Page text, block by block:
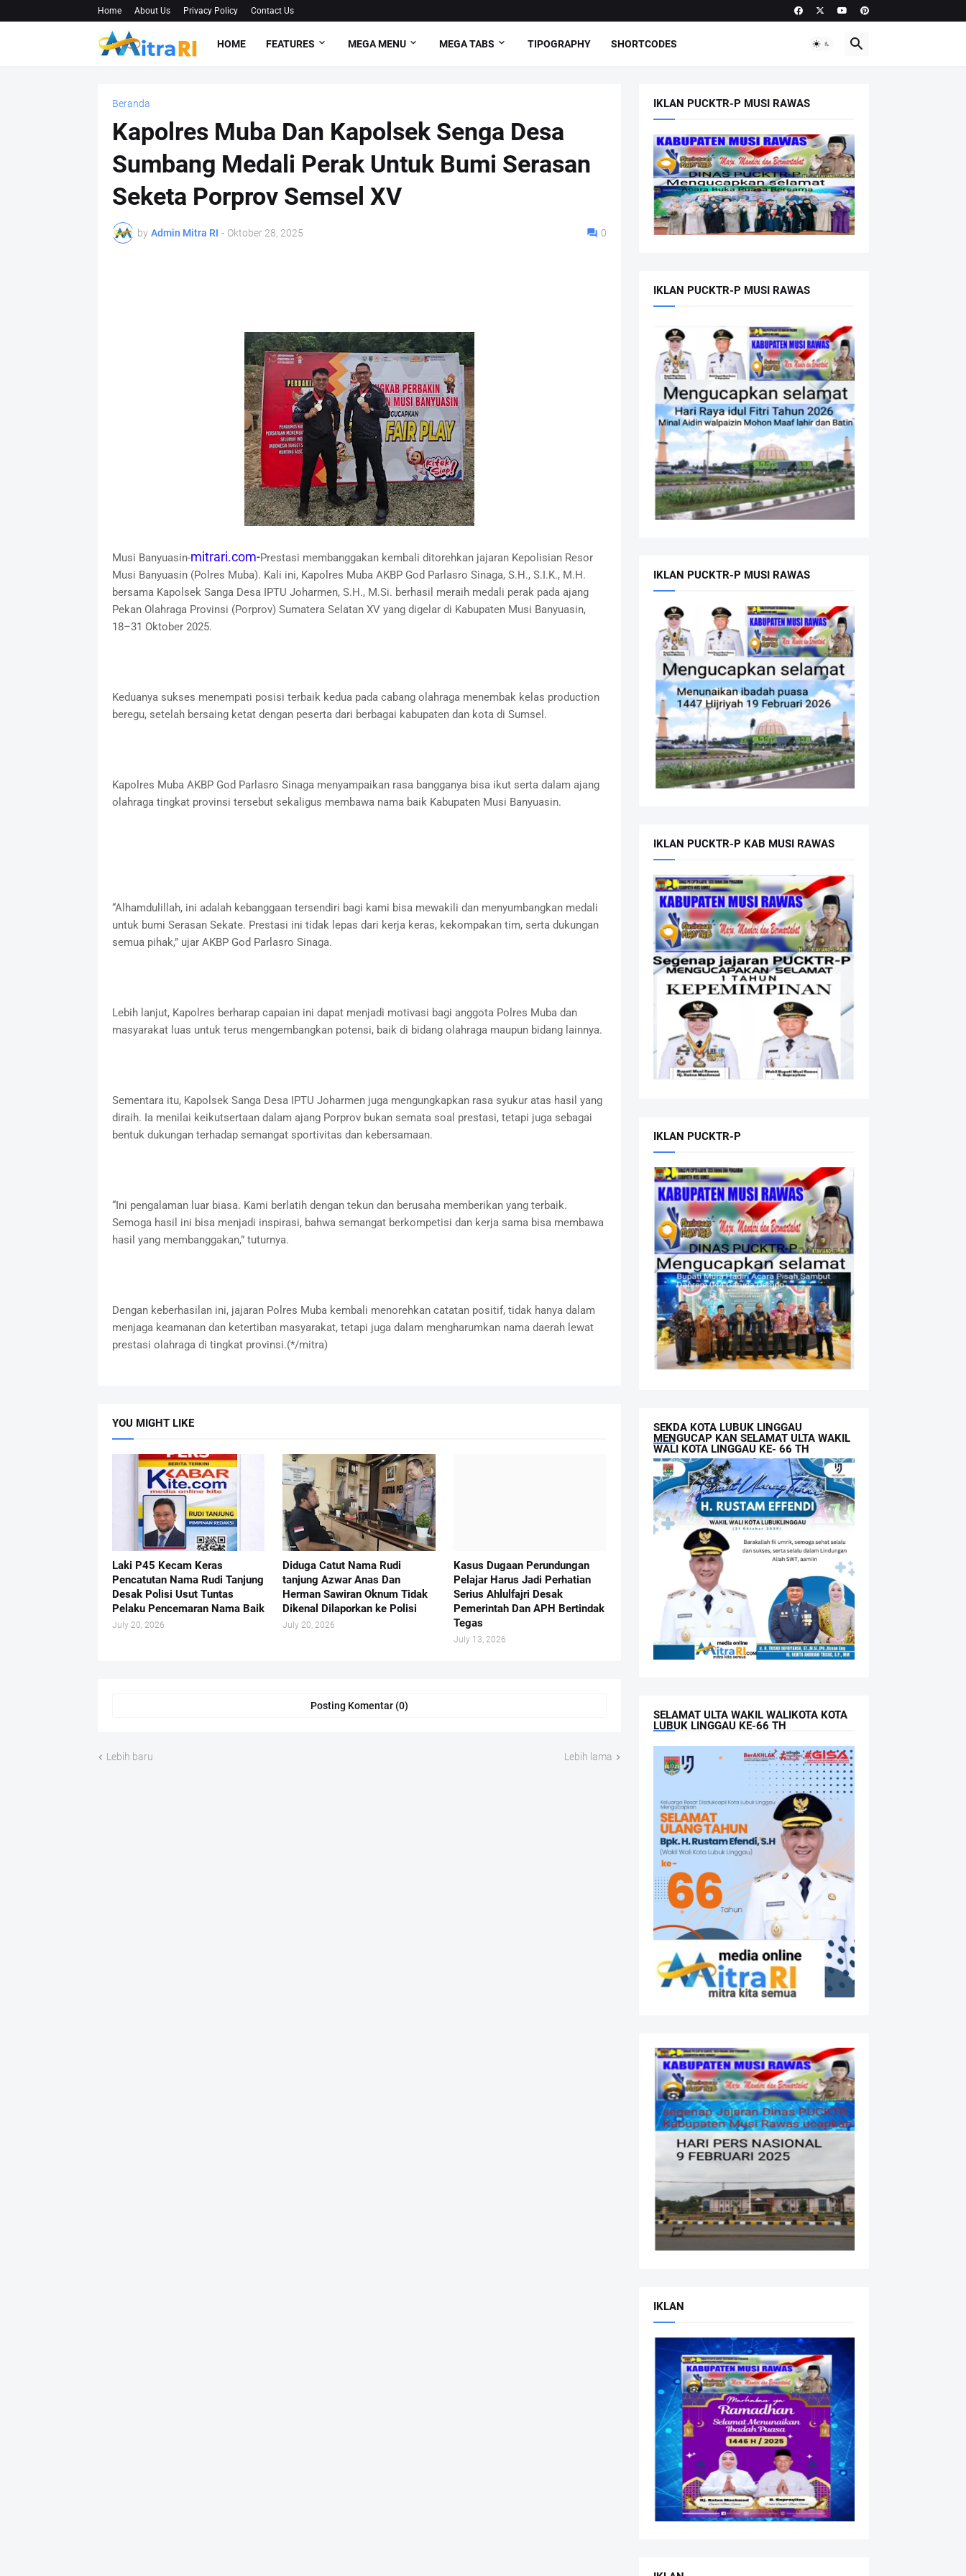
Home About Us Privacy Policy Contact Us
HOME FEATURES MEGA MENU MEGA TABS TIPOGRAPHY SHORTCODES
Beranda
Kapolres Muba Dan Kapolsek Senga Desa
Sumbang Medali Perak Untuk Bumi Serasan
Seketa Porprov Semsel XV
by Admin Mitra RI - Oktober 28, 2025 0
Musi Banyuasin-mitrari.com-Prestasi membanggakan kembali ditorehkan jajaran Kepolisian Resor
Musi Banyuasin (Polres Muba). Kali ini, Kapolres Muba AKBP God Parlasro Sinaga, S.H., S.I.K., M.H.
bersama Kapolsek Sanga Desa IPTU Joharmen, S.H., M.Si. berhasil meraih medali perak pada ajang
Pekan Olahraga Provinsi (Porprov) Sumatera Selatan XV yang digelar di Kabupaten Musi Banyuasin,
18–31 Oktober 2025.
Keduanya sukses menempati posisi terbaik kedua pada cabang olahraga menembak kelas production
beregu, setelah bersaing ketat dengan peserta dari berbagai kabupaten dan kota di Sumsel.
Kapolres Muba AKBP God Parlasro Sinaga menyampaikan rasa bangganya bisa ikut serta dalam ajang
olahraga tingkat provinsi tersebut sekaligus membawa nama baik Kabupaten Musi Banyuasin.
“Alhamdulillah, ini adalah kebanggaan tersendiri bagi kami bisa mewakili dan menyumbangkan medali
untuk bumi Serasan Sekate. Prestasi ini tidak lepas dari kerja keras, kekompakan tim, serta dukungan
semua pihak,” ujar AKBP God Parlasro Sinaga.
Lebih lanjut, Kapolres berharap capaian ini dapat menjadi motivasi bagi anggota Polres Muba dan
masyarakat luas untuk terus mengembangkan potensi, baik di bidang olahraga maupun bidang lainnya.
Sementara itu, Kapolsek Sanga Desa IPTU Joharmen juga mengungkapkan rasa syukur atas hasil yang
diraih. Ia menilai keikutsertaan dalam ajang Porprov bukan semata soal prestasi, tetapi juga sebagai
bentuk dukungan terhadap semangat sportivitas dan kebersamaan.
“Ini pengalaman luar biasa. Kami berlatih dengan tekun dan berusaha memberikan yang terbaik.
Semoga hasil ini bisa menjadi inspirasi, bahwa semangat berkompetisi dan kerja sama bisa membawa
hasil yang membanggakan,” tuturnya.
Dengan keberhasilan ini, jajaran Polres Muba kembali menorehkan catatan positif, tidak hanya dalam
menjaga keamanan dan ketertiban masyarakat, tetapi juga dalam mengharumkan nama daerah lewat
prestasi olahraga di tingkat provinsi.(*/mitra)
YOU MIGHT LIKE
Laki P45 Kecam Keras
Pencatutan Nama Rudi Tanjung
Desak Polisi Usut Tuntas
Pelaku Pencemaran Nama Baik
July 20, 2026
Diduga Catut Nama Rudi
tanjung Azwar Anas Dan
Herman Sawiran Oknum Tidak
Dikenal Dilaporkan ke Polisi
July 20, 2026
Kasus Dugaan Perundungan
Pelajar Harus Jadi Perhatian
Serius Ahlulfajri Desak
Pemerintah Dan APH Bertindak
Tegas
July 13, 2026
Posting Komentar (0)
Lebih baru Lebih lama
IKLAN PUCKTR-P MUSI RAWAS
IKLAN PUCKTR-P MUSI RAWAS
IKLAN PUCKTR-P MUSI RAWAS
IKLAN PUCKTR-P KAB MUSI RAWAS
IKLAN PUCKTR-P
SEKDA KOTA LUBUK LINGGAU
MENGUCAP KAN SELAMAT ULTA WAKIL
WALI KOTA LINGGAU KE- 66 TH
SELAMAT ULTA WAKIL WALIKOTA KOTA
LUBUK LINGGAU KE-66 TH
IKLAN